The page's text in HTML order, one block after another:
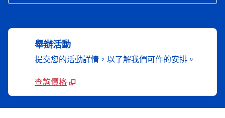
舉辦活動
提交您的活動詳情，以了解我們可作的安排。
查詢價格